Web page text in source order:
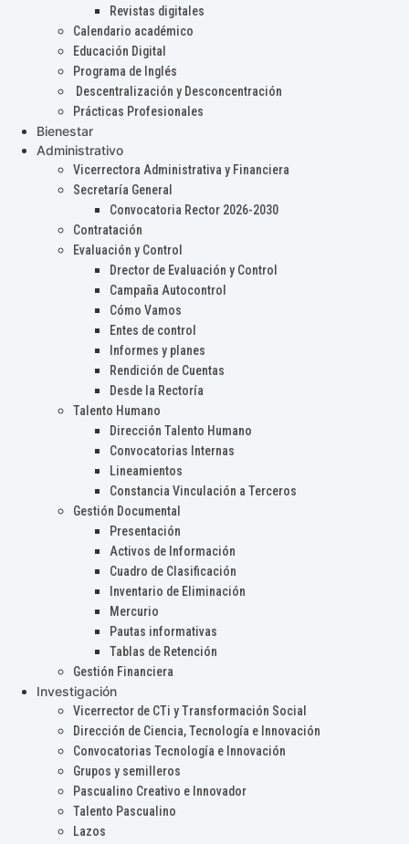
Revistas digitales
Calendario académico
Educación Digital
Programa de Inglés
Descentralización y Desconcentración
Prácticas Profesionales
Bienestar
Administrativo
Vicerrectora Administrativa y Financiera
Secretaría General
Convocatoria Rector 2026-2030
Contratación
Evaluación y Control
Drector de Evaluación y Control
Campaña Autocontrol
Cómo Vamos
Entes de control
Informes y planes
Rendición de Cuentas
Desde la Rectoría
Talento Humano
Dirección Talento Humano
Convocatorias Internas
Lineamientos
Constancia Vinculación a Terceros
Gestión Documental
Presentación
Activos de Información
Cuadro de Clasificación
Inventario de Eliminación
Mercurio
Pautas informativas
Tablas de Retención
Gestión Financiera
Investigación
Vicerrector de CTi y Transformación Social
Dirección de Ciencia, Tecnología e Innovación
Convocatorias Tecnología e Innovación
Grupos y semilleros
Pascualino Creativo e Innovador
Talento Pascualino
Lazos